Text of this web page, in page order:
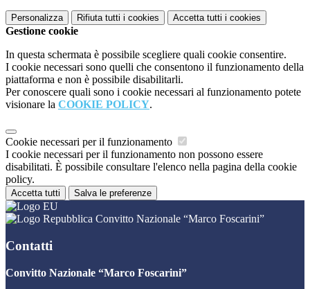
Personalizza Rifiuta tutti i cookies Accetta tutti i cookies
Gestione cookie
In questa schermata è possibile scegliere quali cookie consentire.
I cookie necessari sono quelli che consentono il funzionamento della
piattaforma e non è possibile disabilitarli.
Per conoscere quali sono i cookie necessari al funzionamento potete
visionare la COOKIE POLICY.
Cookie necessari per il funzionamento
I cookie necessari per il funzionamento non possono essere
disabilitati. È possibile consultare l'elenco nella pagina della cookie
policy.
Accetta tutti Salva le preferenze
Convitto Nazionale “Marco Foscarini”
Contatti
Convitto Nazionale “Marco Foscarini”